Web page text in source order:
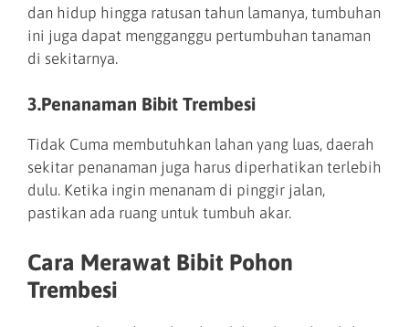
dan hidup hingga ratusan tahun lamanya, tumbuhan
ini juga dapat mengganggu pertumbuhan tanaman
di sekitarnya.
3.Penanaman Bibit Trembesi
Tidak Cuma membutuhkan lahan yang luas, daerah
sekitar penanaman juga harus diperhatikan terlebih
dulu. Ketika ingin menanam di pinggir jalan,
pastikan ada ruang untuk tumbuh akar.
Cara Merawat Bibit Pohon
Trembesi